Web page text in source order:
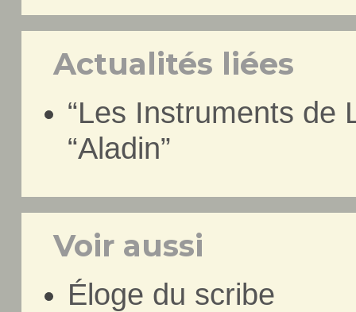
Actualités liées
“Les Instruments de
“Aladin”
Voir aussi
Éloge du scribe